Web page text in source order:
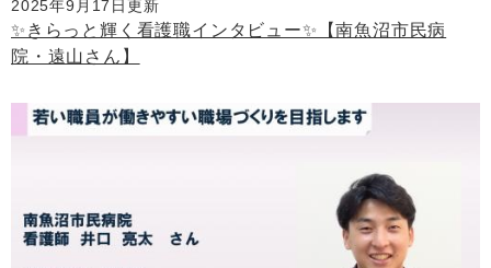
2025年9月17日更新
✨きらっと輝く看護職インタビュー✨【南魚沼市民病
院・遠山さん】